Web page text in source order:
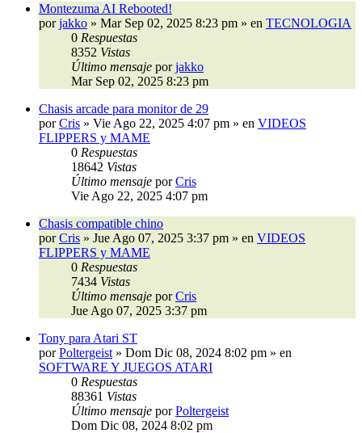
Montezuma AI Rebooted!
porjakko » Mar Sep 02, 2025 8:23 pm » en TECNOLOGIA
0 Respuestas
8352 Vistas
Último mensaje porjakko
Mar Sep 02, 2025 8:23 pm
Chasis arcade para monitor de 29
porCris » Vie Ago 22, 2025 4:07 pm » en VIDEOS
FLIPPERS y MAME
0 Respuestas
18642 Vistas
Último mensaje porCris
Vie Ago 22, 2025 4:07 pm
Chasis compatible chino
porCris » Jue Ago 07, 2025 3:37 pm » en VIDEOS
FLIPPERS y MAME
0 Respuestas
7434 Vistas
Último mensaje porCris
Jue Ago 07, 2025 3:37 pm
Tony para Atari ST
porPoltergeist » Dom Dic 08, 2024 8:02 pm » en
SOFTWARE Y JUEGOS ATARI
0 Respuestas
88361 Vistas
Último mensaje porPoltergeist
Dom Dic 08, 2024 8:02 pm